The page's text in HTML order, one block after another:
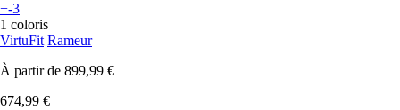
+-3
1 coloris
VirtuFit Rameur
À partir de 899,99 €
674,99 €